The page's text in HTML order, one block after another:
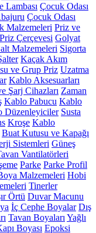
Lambası Çocuk Odası
Çocuk Odası
Malzemeleri Priz ve
Priz Çerçevesi Golyat
Malzemeleri Sigorta
Kaçak Akım
ve Grup Priz Uzatma
Kablo Aksesuarları
Şarj Cihazları Zaman
Kablo Pabucu Kablo
Düzenleyiciler Susta
Kroşe Kablo
Buat Kutusu ve Kapağı
Sistemleri Güneş
Vantilatörleri
Parke Parke Profil
Malzemeleri Hobi
Tinerler
Örtü Duvar Macunu
İç Cephe Boyalar Dış
Tavan Boyaları Yağlı
Boyası Epoksi